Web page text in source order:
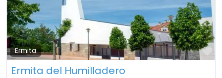
Ermita
Ermita del Humilladero